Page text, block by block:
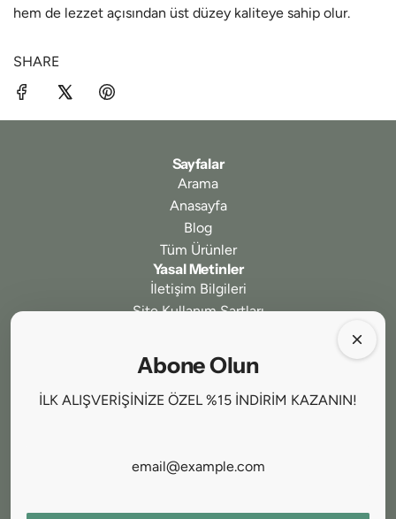
hem de lezzet açısından üst düzey kaliteye sahip olur.
SHARE
Sayfalar
Arama
Anasayfa
Blog
Tüm Ürünler
Yasal Metinler
İletişim Bilgileri
Site Kullanım Şartları
İptal ve İade Koşulları
Ödeme ve Teslimat
Mesafeli Satış Sözleşmesi
Abone Olun
Abone Olun
İLK ALIŞVERİŞİNİZE ÖZEL %15 İNDİRİM KAZANIN!